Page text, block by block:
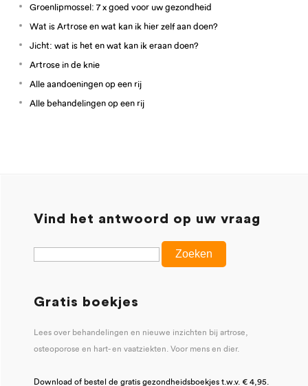
Groenlipmossel: 7 x goed voor uw gezondheid
Wat is Artrose en wat kan ik hier zelf aan doen?
Jicht: wat is het en wat kan ik eraan doen?
Artrose in de knie
Alle aandoeningen op een rij
Alle behandelingen op een rij
Vind het antwoord op uw vraag
Gratis boekjes
Lees over behandelingen en nieuwe inzichten bij artrose,
osteoporose en hart- en vaatziekten. Voor mens en dier.
Download of bestel de gratis gezondheidsboekjes t.w.v. € 4,95.